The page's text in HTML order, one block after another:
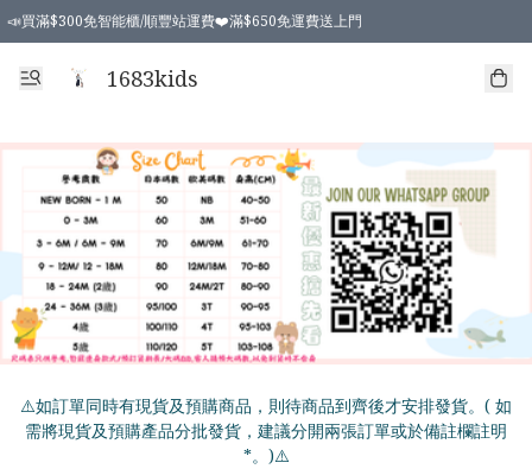
📣買滿$300免智能櫃/順豐站運費❤️滿$650免運費送上門
📣買滿$300免智能櫃/順豐站運費❤️滿$650免運費送上門
1683kids
⚠️如訂單同時有現貨及預購商品，則待商品到齊後才安排發貨。( 如
需將現貨及預購產品分批發貨，建議分開兩張訂單或於備註欄註明
*。)⚠️